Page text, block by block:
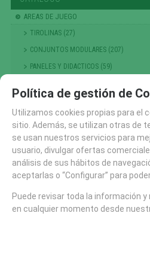
AREAS DE JUEGO
TIROLINAS (27)
CONJUNTOS MODULARES (207)
PANELES Y DIDACTICOS (59)
RECAMBIOS (10)
CASITAS MESAS Y BANCOS (48)
COLUMPIOS (56)
PRIMERA INFANCIA (214)
NIÑOS PEQUEÑOS
GRANDES JUEGOS (14)
Política de gestión de
Utilizamos cookies propias para el
sitio. Además, se utilizan otras de
se usan nuestros servicios para
usuario, divulgar ofertas
análisis de sus hábitos de
aceptarlas o “Configurar” para
Puede revisar toda la información
en cualquier momento desde